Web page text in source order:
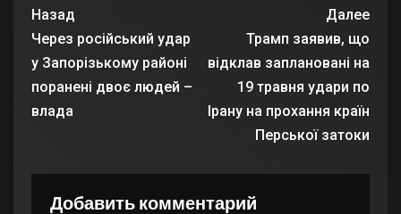
Назад
Через російський удар
у Запорізькому районі
поранені двоє людей –
влада
Далее
Трамп заявив, що
відклав заплановані на
19 травня удари по
Ірану на прохання країн
Перської затоки
Добавить комментарий